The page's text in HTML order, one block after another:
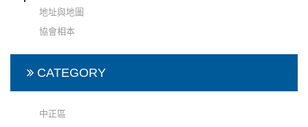
地址與地圖
協會相本
CATEGORY
中正區